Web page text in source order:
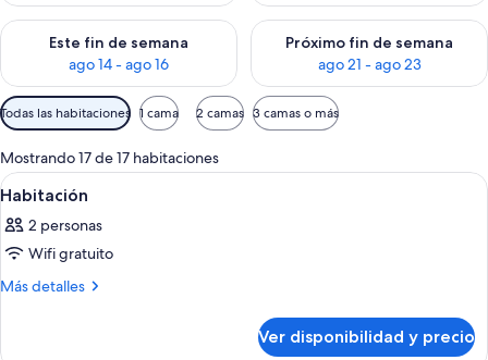
Este fin de semana
ago 14 - ago 16
Consulta la disponibilidad para este fin de semana ago 14 -
Próximo fin de semana
ago 21 - ago 23
Consulta la disponibilidad
Filtros
disponibles
para
las
habitaciones
Todas las habitaciones 1 cama 2 camas 3 camas o más
Mostrando 17 de 17 habitaciones
Ver
todas
las
fotos
de
Habitación de hotel con una cama
2
Habitación
2 personas
Wifi gratuito
Más detalles
Más
Ver disponibilidad y precio